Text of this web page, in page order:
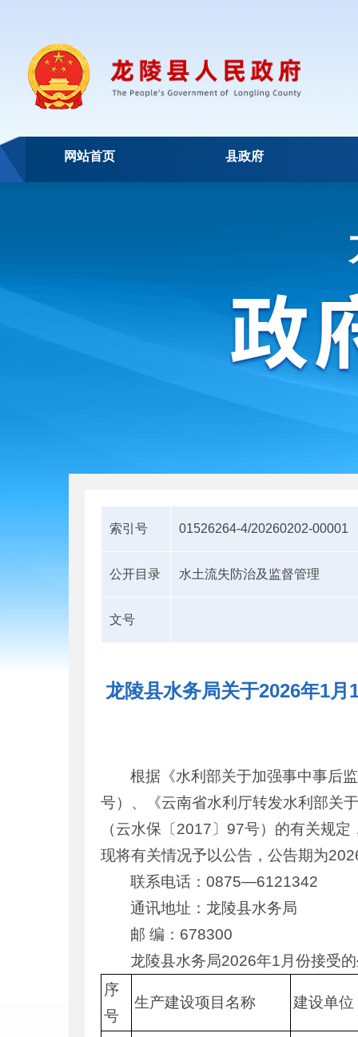
网站首页 县政府
索引号 01526264-4/20260202-00001
公开目录 水土流失防治及监督管理
文号
龙陵县水务局关于2026年1
根据《水利部关于加强事中事后
号）、《云南省水利厅转发水利部关
（云水保〔2017〕97号）的有关规
现将有关情况予以公告，公告期为
联系电话：0875—6121342
通讯地址：龙陵县水务局
邮 编：678300
龙陵县水务局2026年1月份接受
序
号
生产建设项目名称 建设单位